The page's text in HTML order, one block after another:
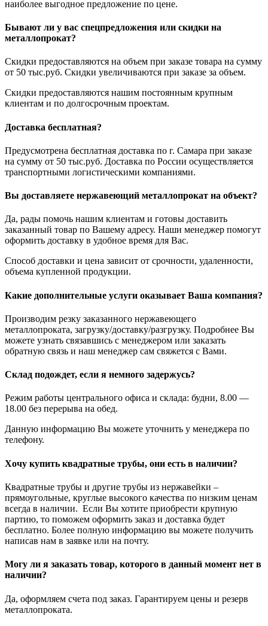
наиболее выгодное предложение по цене.
Бывают ли у вас спецпредложения или скидки на
металлопрокат?
Скидки предоставляются на объем при заказе товара на сумму
от 50 тыс.руб. Скидки увеличиваются при заказе за объем.
Скидки предоставляются нашим постоянным крупным
клиентам и по долгосрочным проектам.
Доставка бесплатная?
Предусмотрена бесплатная доставка по г. Самара при заказе
на сумму от 50 тыс.руб. Доставка по России осуществляется
транспортными логистическими компаниями.
Вы доставляете нержавеющий металлопрокат на объект?
Да, рады помочь нашим клиентам и готовы доставить
заказанный товар по Вашему адресу. Наши менеджер помогут
оформить доставку в удобное время для Вас.
Способ доставки и цена зависит от срочности, удаленности,
объема купленной продукции.
Какие дополнительные услуги оказывает Ваша компания?
Производим резку заказанного нержавеющего
металлопроката, загрузку/доставку/разгрузку. Подробнее Вы
можете узнать связавшись с менеджером или заказать
обратную связь и наш менеджер сам свяжется с Вами.
Склад подождет, если я немного задержусь?
Режим работы центрального офиса и склада: будни, 8.00 —
18.00 без перерыва на обед.
Данную информацию Вы можете уточнить у менеджера по
телефону.
Хочу купить квадратные трубы, они есть в наличии?
Квадратные трубы и другие трубы из нержавейки –
прямоугольные, круглые высокого качества по низким ценам
всегда в наличии. Если Вы хотите приобрести крупную
партию, то поможем оформить заказ и доставка будет
бесплатно. Более полную информацию вы можете получить
написав нам в заявке или на почту.
Могу ли я заказать товар, которого в данный момент нет в
наличии?
Да, оформляем счета под заказ. Гарантируем цены и резерв
металлопроката.